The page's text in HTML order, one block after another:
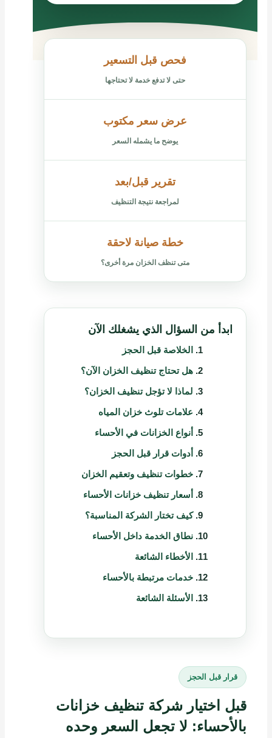
فحص قبل التسعير
حتى لا تدفع خدمة لا تحتاجها
عرض سعر مكتوب
يوضح ما يشمله السعر
تقرير قبل/بعد
لمراجعة نتيجة التنظيف
خطة صيانة لاحقة
متى تنظف الخزان مرة أخرى؟
ابدأ من السؤال الذي يشغلك الآن
الخلاصة قبل الحجز
هل تحتاج تنظيف الخزان الآن؟
لماذا لا تؤجل تنظيف الخزان؟
علامات تلوث خزان المياه
أنواع الخزانات في الأحساء
أدوات قرار قبل الحجز
خطوات تنظيف وتعقيم الخزان
أسعار تنظيف خزانات الأحساء
كيف تختار الشركة المناسبة؟
نطاق الخدمة داخل الأحساء
الأخطاء الشائعة
خدمات مرتبطة بالأحساء
الأسئلة الشائعة
قرار قبل الحجز
قبل اختيار شركة تنظيف خزانات
بالأحساء: لا تجعل السعر وحده